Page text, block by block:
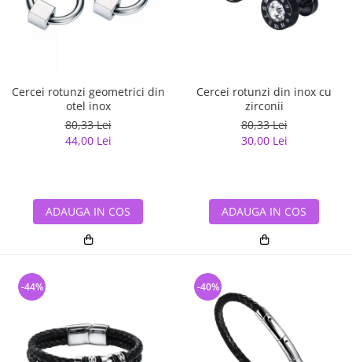
Cercei rotunzi geometrici din
otel inox
80,33 Lei
44,00 Lei
ADAUGA IN COS
Cercei rotunzi din inox cu
zirconii
80,33 Lei
30,00 Lei
ADAUGA IN COS
-44% -40%